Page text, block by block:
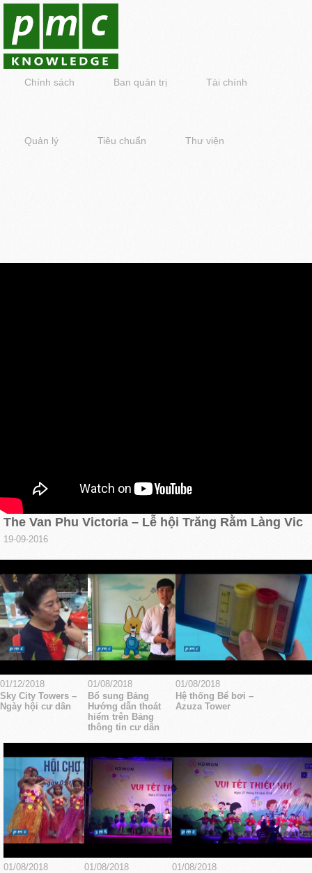
Chính sách Ban quản trị Tài chính
Quản lý Tiêu chuẩn Thư viện
The Van Phu Victoria – Lễ hội Trăng Rằm Làng Vic
19-09-2016
01/12/2018
Sky City Towers –
Ngày hội cư dân
01/08/2018
Bổ sung Bảng
Hướng dẫn thoát
hiểm trên Bảng
thông tin cư dân
01/08/2018
Hệ thống Bể bơi –
Azuza Tower
01/08/2018
01/08/2018
01/08/2018